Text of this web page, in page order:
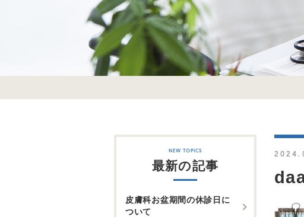
最新の記事
皮膚科お盆期間の休診日に
ついて